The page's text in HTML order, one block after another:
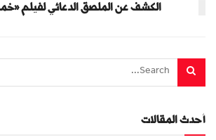
الكشف عن الملصق الدعائي لفيلم
أحدث المقالات